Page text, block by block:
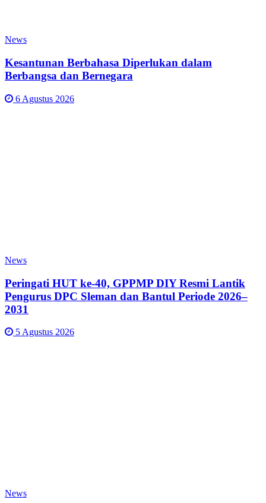
News
Kesantunan Berbahasa Diperlukan dalam
Berbangsa dan Bernegara
6 Agustus 2026
News
Peringati HUT ke-40, GPPMP DIY Resmi Lantik
Pengurus DPC Sleman dan Bantul Periode 2026–
2031
5 Agustus 2026
News